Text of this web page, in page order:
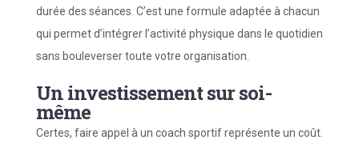
durée des séances. C’est une formule adaptée à chacun
qui permet d’intégrer l’activité physique dans le quotidien
sans bouleverser toute votre organisation.
Un investissement sur soi-
même
Certes, faire appel à un coach sportif représente un coût.